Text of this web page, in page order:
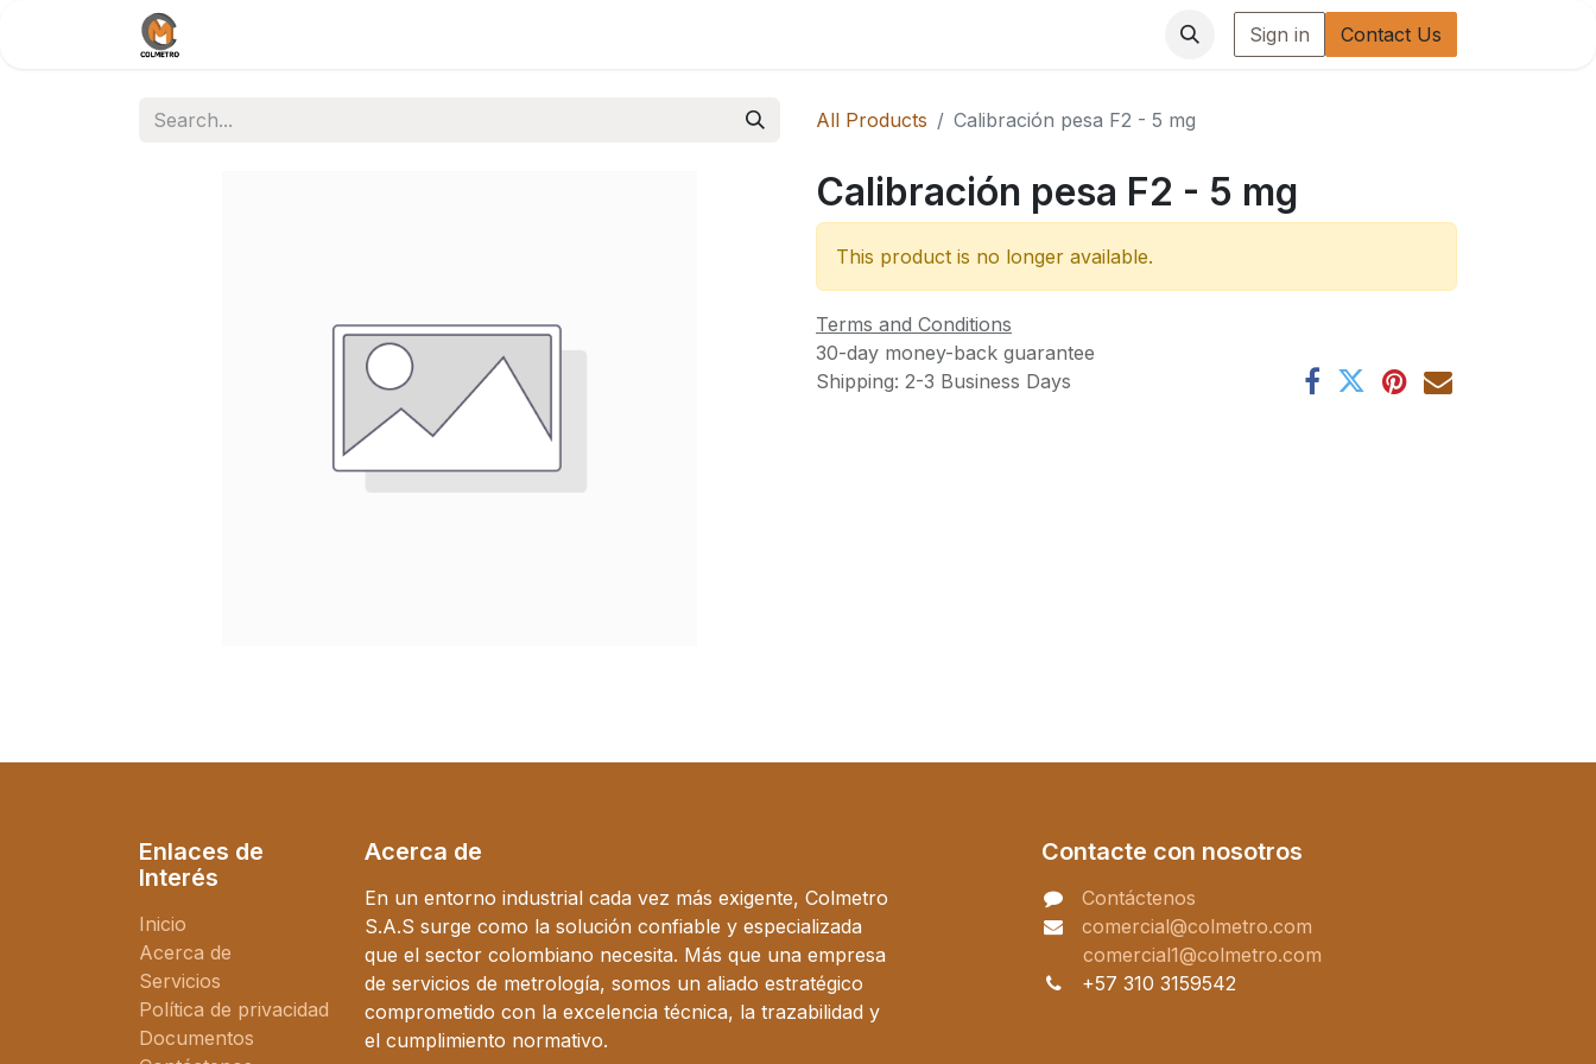
Sign in Contact Us
All Products Calibración pesa F2 - 5 mg
Calibración pesa F2 - 5 mg
This product is no longer available.
Terms and Conditions
30-day money-back guarantee
Shipping: 2-3 Business Days
Enlaces de
Interés
Inicio
Acerca de
Servicios
Política de privacidad
Documentos
Acerca de
En un entorno industrial cada vez más exigente, Colmetro
S.A.S surge como la solución confiable y especializada
que el sector colombiano necesita. Más que una empresa
de servicios de metrología, somos un aliado estratégico
comprometido con la excelencia técnica, la trazabilidad y
el cumplimiento normativo.
Contacte con nosotros
Contáctenos
comercial@colmetro.com
comercial1@colmetro.com
+57 310 3159542